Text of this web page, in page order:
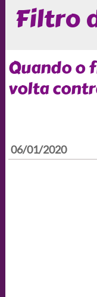
Filtro
Quando o
volta
06/01/2020